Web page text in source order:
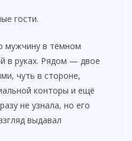
гости.
мужчину в тёмном
в руках. Рядом — двое
чуть в стороне,
конторы и ещё
не узнала, но его
выдавал